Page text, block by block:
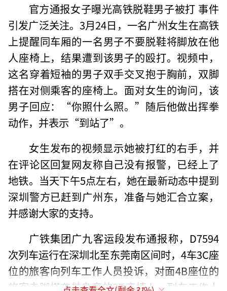
官方通报女子曝光高铁脱鞋男子被打 事件
引发广泛关注。3月24日，一名广州女生在高铁
上提醒同车厢的一名男子不要脱鞋将脚放在他
人座椅上，结果遭到该男子的殴打。视频中，
这名穿着短袖的男子双手交叉抱于胸前，双脚
搭在对侧乘客的座椅上。面对女生的询问，该
男子回应：“你照什么照。”随后他做出挥拳
动作，并表示“到站了”。
女生发布的视频显示她被打红的右手，并
在评论区回复网友称自己没有报警，已经上了
地铁。当天下午5点左右，她在最新动态中提到
深圳警方已赶到广州东，准备与她汇合立案，
并感谢大家的支持。
广铁集团广九客运段发布通报称，D7594
次列车运行在深圳北至东莞南区间时，4车3C座
位的旅客向列车工作人员投诉，对面4B座位的
旅客赤脚搭在其身旁的3B座椅上。列车工作人